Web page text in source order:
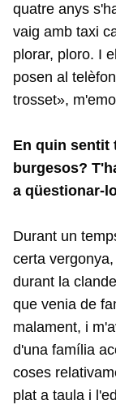
quatre anys
vaig amb taxi
plorar, ploro. I
posen al
trosset»,
En quin sentit
burgesos?
a qüestionar-
Durant un
certa
durant la
que venia de
malament, i
d'una família
coses
plat a taula i